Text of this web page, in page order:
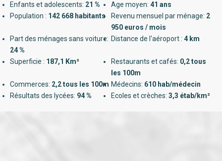
Enfants et adolescents: 21 % Age moyen: 41 ans
Population : 142 668 habitants Revenu mensuel par ménage: 2
950 euros / mois
Part des ménages sans voiture:
24 %
Distance de l'aéroport : 4 km
Superficie : 187,1 Km² Restaurants et cafés: 0,2 tous
les 100m
Commerces: 2,2 tous les 100m Médecins: 610 hab/médecin
Résultats des lycées: 94 % Ecoles et crèches: 3,3 étab/km²